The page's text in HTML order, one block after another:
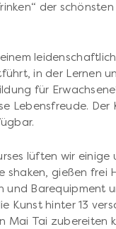
der
in der Lernen
für
Lebensfreude.
lüften wir einige
shaken, gießen
und Barequipment
Kunst hinter 13
Mai Tai zubereiten